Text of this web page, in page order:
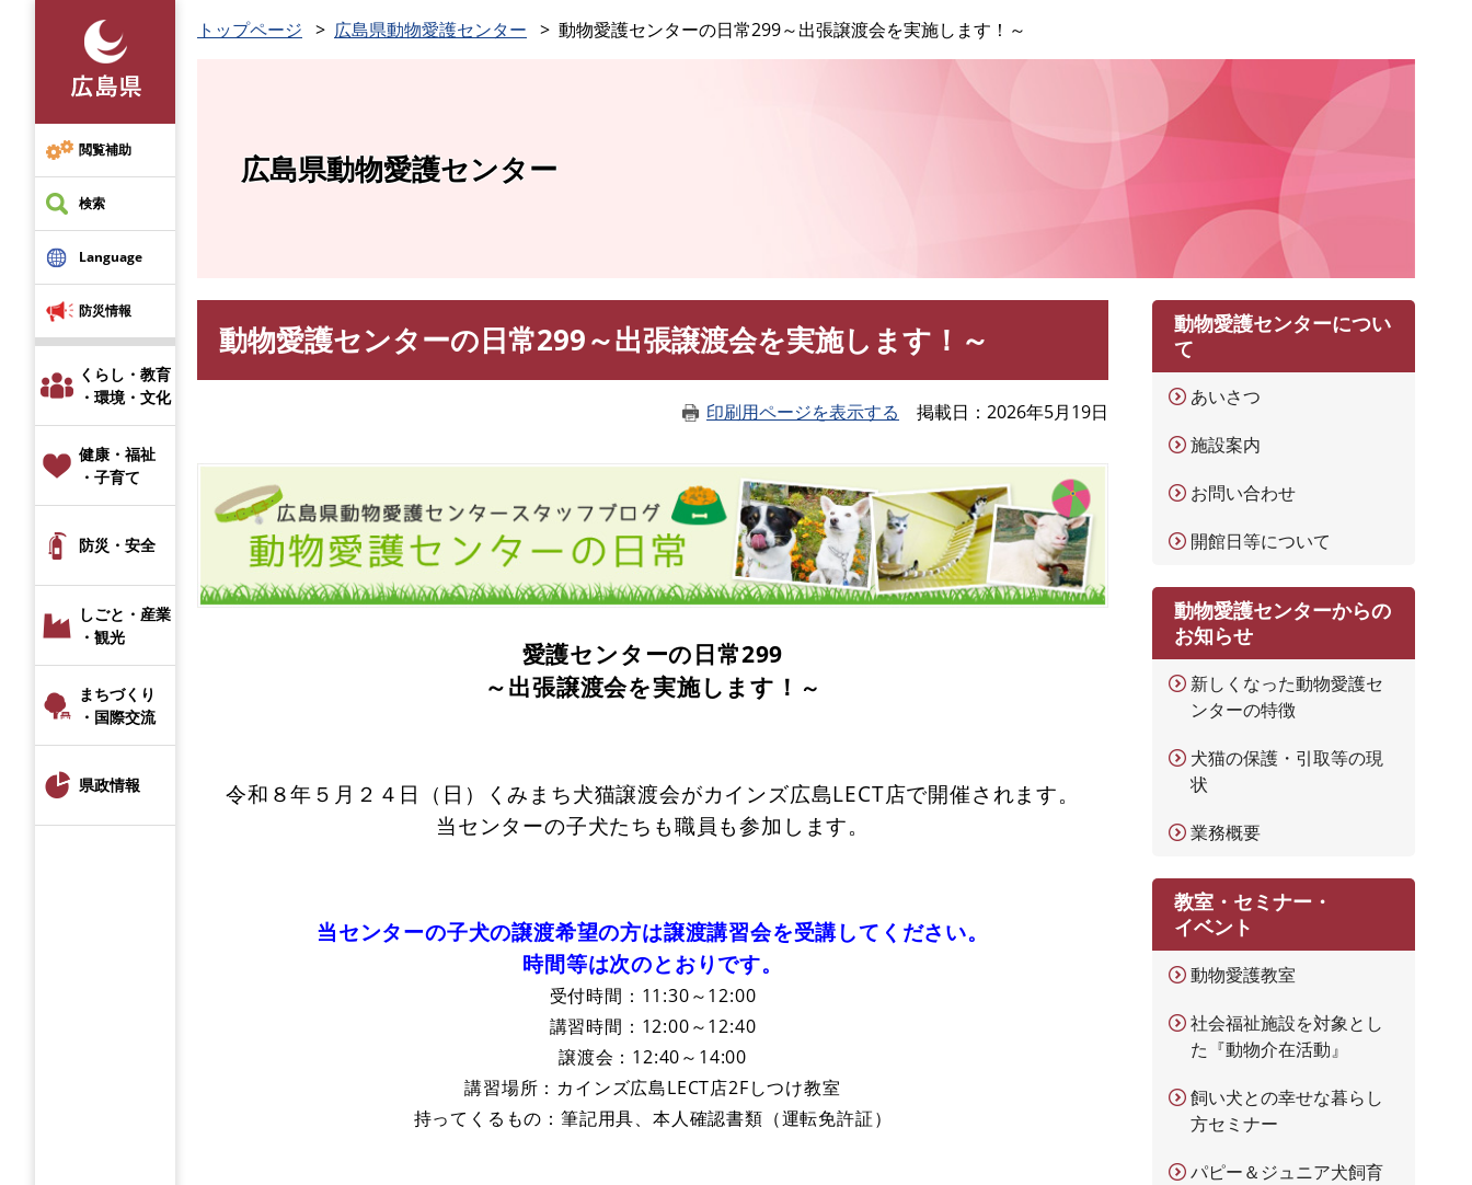
先
頭
で
す
閲覧補助
検索
Language
防災情報
くらし・教育
・環境・文化
健康・福祉
・子育て
防災・安全
しごと・産業
・観光
まちづくり
・国際交流
県政情報
トップページ 広島県動物愛護センター 動物愛護センターの日常299～出張譲渡会を実施します！～
広島県動物愛護センター
動物愛護センターの日常299～出張譲渡会を実施します！～
印刷用ページを表示する 掲載日 2026年5月19日
愛護センターの日常299
～出張譲渡会を実施します！ ～
令和８年５月２４日（日）くみまち犬猫譲渡会がカインズ広島LECT店で開催されます。
当センターの子犬たちも職員も参加します。
当センターの子犬の譲渡希望の方は譲渡講習会を受講してください。
時間等は次のとおりです。
受付時間：11:30～12:00
講習時間：12:00～12:40
譲渡会：12:40～14:00
講習場所：カインズ広島LECT店2Fしつけ教室
持ってくるもの：筆記用具、本人確認書類（運転免許証）
動物愛護センターについ
て
あいさつ
施設案内
お問い合わせ
開館日等について
動物愛護センターからの
お知らせ
新しくなった動物愛護セ
ンターの特徴
犬猫の保護・引取等の現
状
業務概要
教室・セミナー・
イベント
動物愛護教室
社会福祉施設を対象とし
た『動物介在活動』
飼い犬との幸せな暮らし
方セミナー
パピー＆ジュニア犬飼育